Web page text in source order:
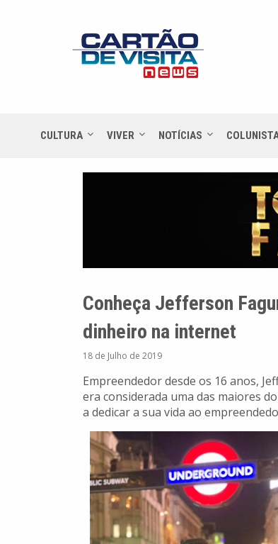
CULTURA VIVER NOTÍCIAS
Conheça Jefferson
dinheiro na internet
18 de Julho de 2019
Empreendedor desde os 16 anos,
era considerada uma das maiores
a dedicar a sua vida ao